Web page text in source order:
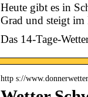
Heute gibt es in
Grad und steigt
Das 14-Tage-
http s://